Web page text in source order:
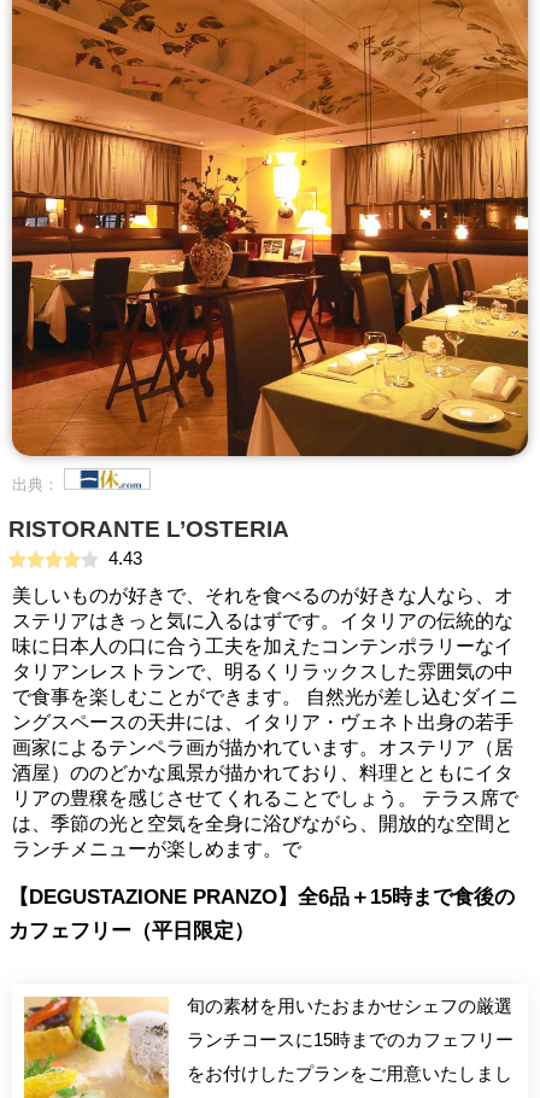
出典：
RISTORANTE L’OSTERIA
4.43
美しいものが好きで、それを食べるのが好きな人なら、オ
ステリアはきっと気に入るはずです。イタリアの伝統的な
味に日本人の口に合う工夫を加えたコンテンポラリーなイ
タリアンレストランで、明るくリラックスした雰囲気の中
で食事を楽しむことができます。 自然光が差し込むダイニ
ングスペースの天井には、イタリア・ヴェネト出身の若手
画家によるテンペラ画が描かれています。オステリア（居
酒屋）ののどかな風景が描かれており、料理とともにイタ
リアの豊穣を感じさせてくれることでしょう。 テラス席で
は、季節の光と空気を全身に浴びながら、開放的な空間と
ランチメニューが楽しめます。で
【DEGUSTAZIONE PRANZO】全6品＋15時まで食後の
カフェフリー（平日限定）
旬の素材を用いたおまかせシェフの厳選
ランチコースに15時までのカフェフリー
をお付けしたプランをご用意いたしまし